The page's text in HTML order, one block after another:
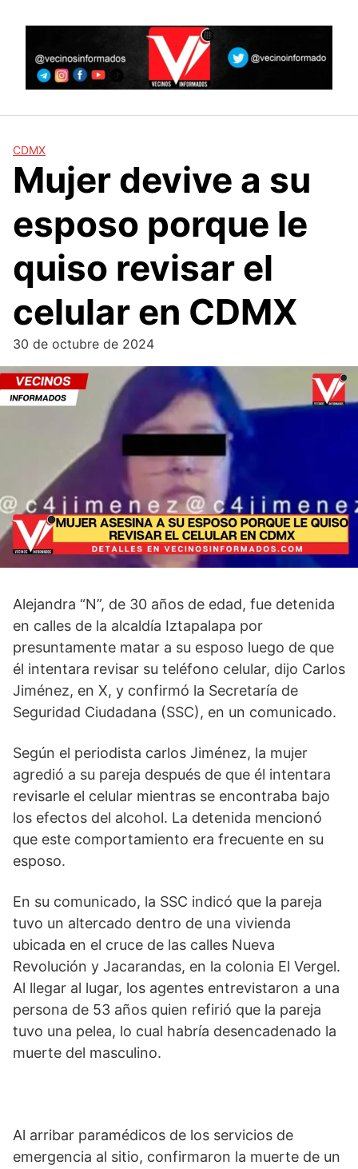
CDMX
Mujer devive a su
esposo porque le
quiso revisar el
celular en CDMX
30 de octubre de 2024
Alejandra “N”, de 30 años de edad, fue detenida
en calles de la alcaldía Iztapalapa por
presuntamente matar a su esposo luego de que
él intentara revisar su teléfono celular, dijo Carlos
Jiménez, en X, y confirmó la Secretaría de
Seguridad Ciudadana (SSC), en un comunicado.
Según el periodista carlos Jiménez, la mujer
agredió a su pareja después de que él intentara
revisarle el celular mientras se encontraba bajo
los efectos del alcohol. La detenida mencionó
que este comportamiento era frecuente en su
esposo.
En su comunicado, la SSC indicó que la pareja
tuvo un altercado dentro de una vivienda
ubicada en el cruce de las calles Nueva
Revolución y Jacarandas, en la colonia El Vergel.
Al llegar al lugar, los agentes entrevistaron a una
persona de 53 años quien refirió que la pareja
tuvo una pelea, lo cual habría desencadenado la
muerte del masculino.
Al arribar paramédicos de los servicios de
emergencia al sitio, confirmaron la muerte de un